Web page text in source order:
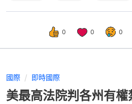
0 0 0
國際 即時國際
美最高法院判各州有